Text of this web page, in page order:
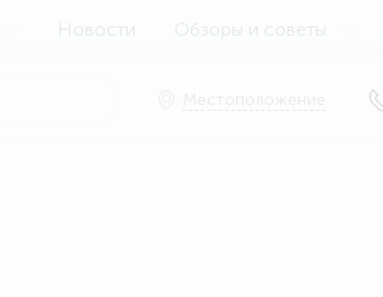
Новости Обзоры и советы
Местоположение